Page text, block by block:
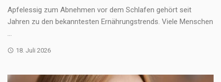
Apfelessig zum Abnehmen vor dem Schlafen gehört seit
Jahren zu den bekanntesten Ernährungstrends. Viele Menschen
...
18. Juli 2026